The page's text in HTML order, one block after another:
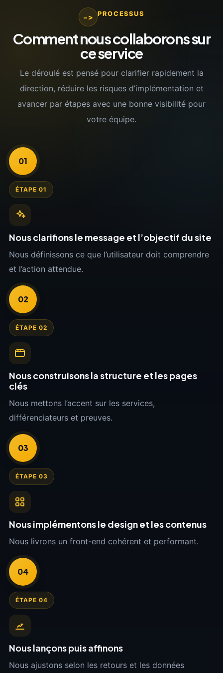
-> PROCESSUS
Comment nous collaborons sur
ce service
Le déroulé est pensé pour clarifier rapidement la
direction, réduire les risques d’implémentation et
avancer par étapes avec une bonne visibilité pour
votre équipe.
01
ÉTAPE 01
Nous clarifions le message et l’objectif du site
Nous définissons ce que l’utilisateur doit comprendre
et l’action attendue.
02
ÉTAPE 02
Nous construisons la structure et les pages
clés
Nous mettons l’accent sur les services,
différenciateurs et preuves.
03
ÉTAPE 03
Nous implémentons le design et les contenus
Nous livrons un front-end cohérent et performant.
04
ÉTAPE 04
Nous lançons puis affinons
Nous ajustons selon les retours et les données